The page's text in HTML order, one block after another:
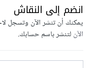
انضم إلى النقاش
يمكنك أن تنشر الآن وتسجل
الآنلتنشر باسم حسابك.